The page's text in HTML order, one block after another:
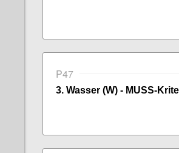
P47
3. Wasser (W) - MUSS-